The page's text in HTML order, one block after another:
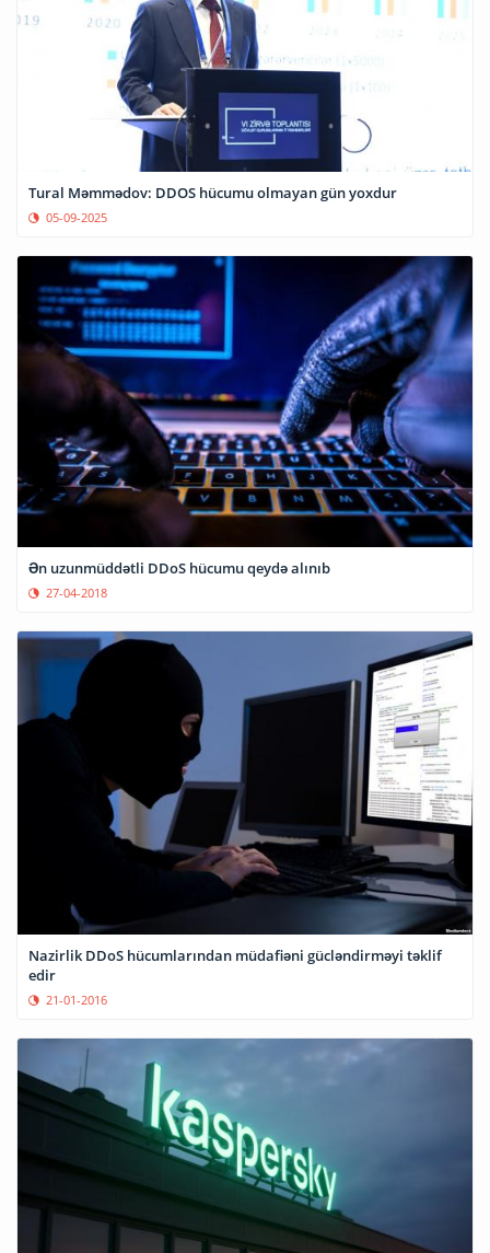
Tural Məmmədov: DDOS hücumu olmayan gün yoxdur
05-09-2025
Ən uzunmüddətli DDoS hücumu qeydə alınıb
27-04-2018
Nazirlik DDoS hücumlarından müdafiəni gücləndirməyi təklif
edir
21-01-2016